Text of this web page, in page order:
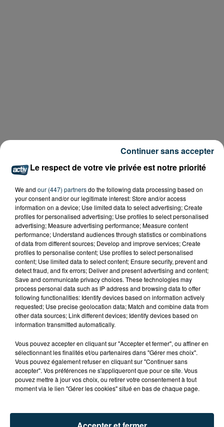
TITRES DIFFUSÉS
8h36
8h36 8h33
8h33
Le respect de votre vie privée est notre priorité
We and our (447) partnersdo the following data processing based on
your consent and/or our legitimate interest: Store and/or access
information on a device; Use limited data to select advertising; Create
profiles for personalised advertising; Use profiles to select personalised
advertising; Measure advertising performance; Measure content
performance; Understand audiences through statistics or combinations
of data from different sources; Develop and improve services; Create
profiles to personalise content; Use profiles to select personalised
content; Use limited data to select content; Ensure security, prevent and
detect fraud, and fix errors; Deliver and present advertising and content;
Save and communicate privacy choices. These technologies may
process personal data such as IP address and browsing data to offer
following functionalities: Identify devices based on information actively
requested; Use precise geolocation data; Match and combine data from
other data sources; Link different devices; Identify devices based on
information transmitted automatically.
Vous pouvez accepter en cliquant sur "Accepter et fermer", ou affiner en
sélectionnant les finalités et/ou partenaires dans "Gérer mes choix".
Vous pouvez également refuser en cliquant sur "Continuer sans
accepter". Vos préférences ne s'appliqueront que pour ce site. Vous
pouvez mettre à jour vos choix, ou retirer votre consentement à tout
moment via le lien "Gérer les cookies" situé en bas de chaque page.
Continuer sans accepter